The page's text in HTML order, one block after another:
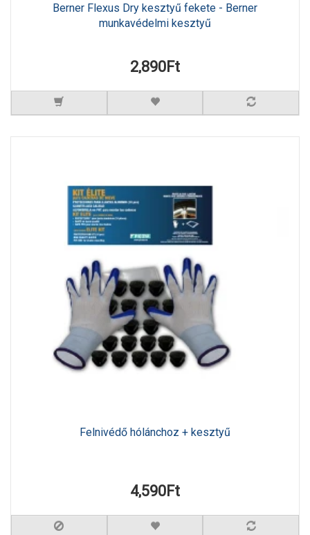
Berner Flexus Dry kesztyű fekete - Berner
munkavédelmi kesztyű
2,890Ft
Felnivédő hólánchoz + kesztyű
4,590Ft